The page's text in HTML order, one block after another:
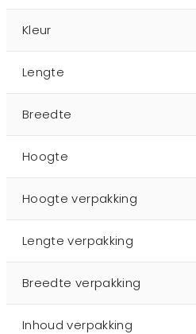
Kleur
Lengte
Breedte
Hoogte
Hoogte verpakking
Lengte verpakking
Breedte verpakking
Inhoud verpakking